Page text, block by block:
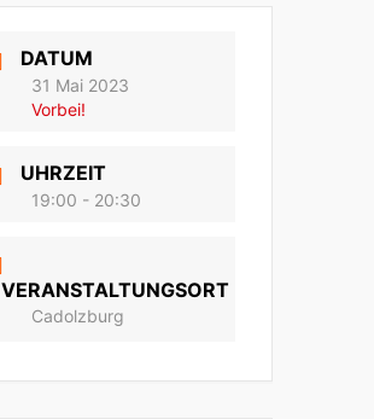
DATUM
31 Mai 2023
Vorbei!
UHRZEIT
19:00 - 20:30
VERANSTALTUNGSORT
Cadolzburg